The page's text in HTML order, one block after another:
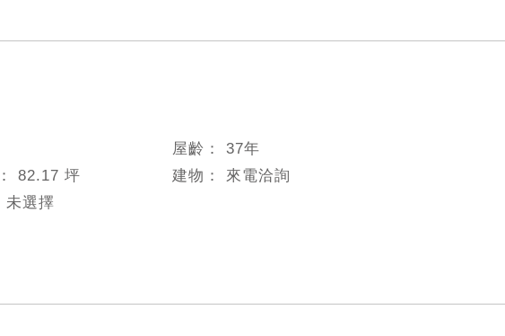
屋齡：37年
82.17 坪 建物： 來電洽詢
未選擇